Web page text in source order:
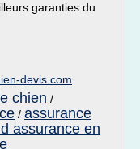
garanties du
devis.com
chien /
/ assurance
assurance en